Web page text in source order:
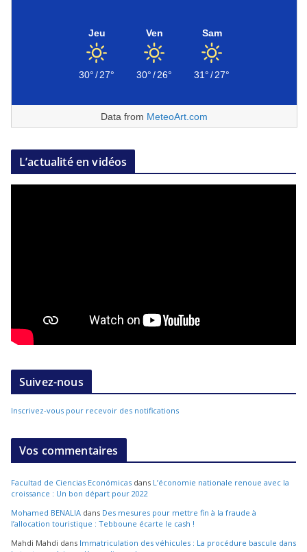
Jeu
30°/27°
Ven
30°/26°
Sam
31°/27°
Data from MeteoArt.com
L’actualité en vidéos
Suivez-nous
Inscrivez-vous pour recevoir des notifications
Vos commentaires
Facultad de Ciencias Económicas dans L’économie nationale renoue avec la
croissance : Un bon départ pour 2022
Mohamed BENALIA dans Des mesures pour mettre fin à la fraude à
l’allocation touristique : Tebboune écarte le cash !
Mahdi Mahdi dans Immatriculation des véhicules : La procédure bascule dans